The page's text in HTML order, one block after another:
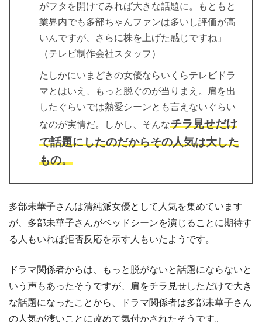
がフタを開けてみれば大きな話題に。もともと
業界内でも多部ちゃんファンは多いし評価が高
いんですが、さらに株を上げた感じですね」
（テレビ制作会社スタッフ）
たしかにいまどきの女優ならいくらテレビドラ
マとはいえ、もっと脱ぐのが当りまえ。肩を出
したぐらいでは熱愛シーンとも言えないぐらい
なのが実情だ。しかし、そんなチラ見せだけ
で話題にしたのだからその人気は大した
もの。
多部未華子さんは清純派女優として人気を集めています
が、多部未華子さんがベッドシーンを演じることに期待す
る人もいれば拒否反応を示す人もいたようです。
ドラマ関係者からは、もっと脱がないと話題にならないと
いう声もあったそうですが、肩をチラ見せしただけで大き
な話題になったことから、ドラマ関係者は多部未華子さん
の人気が凄いことに改めて気付かされたそうです。